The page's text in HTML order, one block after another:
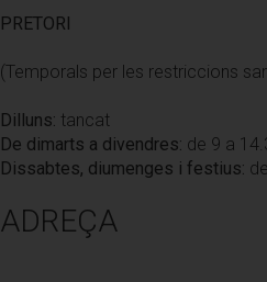
PRETORI
(Temporals per les restriccions
Dilluns: tancat
De dimarts a divendres: de 9 a
Dissabtes, diumenges i festius:
ADREÇA